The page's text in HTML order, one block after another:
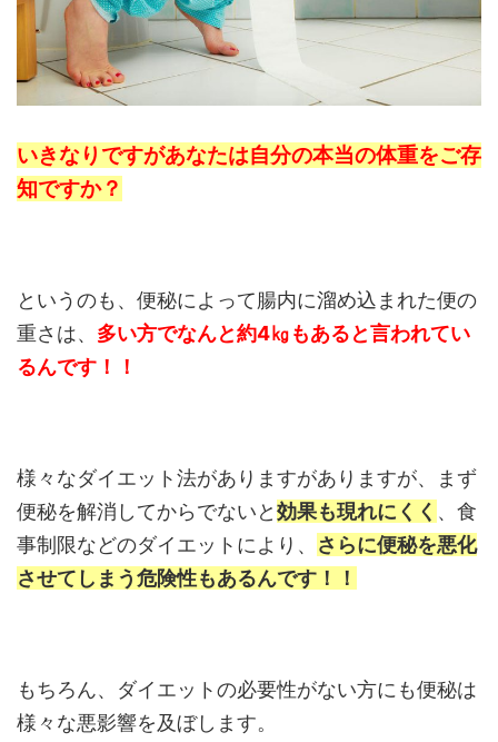
いきなりですがあなたは自分の本当の体重をご存
知ですか？
というのも、便秘によって腸内に溜め込まれた便の
重さは、 多い方でなんと約4㎏もあると言われてい
るんです！！
様々なダイエット法がありますがありますが、まず
便秘を解消してからでないと効果も現れにくく 、食
事制限などのダイエットにより、 さらに便秘を悪化
させてしまう危険性もあるんです！！
もちろん、ダイエットの必要性がない方にも便秘は
様々な悪影響を及ぼします。